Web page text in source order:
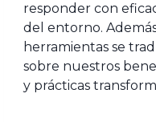
responder con
del entorno.
herramientas se
sobre nuestros
y prácticas